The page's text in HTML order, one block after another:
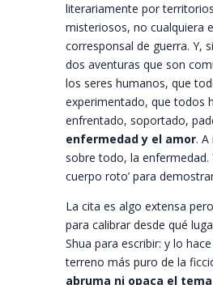
literariamente por
misteriosos, no cualquiera
corresponsal de guerra. Y,
dos aventuras que son
los seres humanos, que
experimentado, que todos
enfrentado, soportado,
enfermedad y el amor. A
sobre todo, la enfermedad.
cuerpo roto’ para
La cita es algo extensa
para calibrar desde qué
Shua para escribir: y lo
terreno más puro de la
abruma ni opaca el